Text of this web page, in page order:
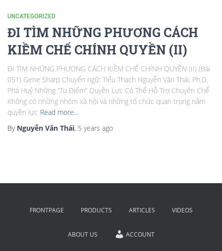
UNCATEGORIZED
ĐI TÌM NHỮNG PHƯƠNG CÁCH
KIỀM CHẾ CHÍNH QUYỀN (II)
ĐI TÌM NHỮNG PHƯƠNG CÁCH KIỀM CHẾ CHÍNH QUYỀN (II) (Bài
051) Gene Sharp Chuyển ngữ: Tiểu Thạch Nguyễn Văn Thái, Ph.D.
Phá Huỷ Những “Tụ Điểm” Quyền Lực Có Thể Hỗ Trợ Chuyên Chế
Không có những nhóm xã hội và những tổ chức quan trọng nắm
quyền lực Read more…
By Nguyễn Văn Thái, 5 years ago
FRONTPAGE PRODUCTS ARTICLES VIDEOS
ABOUT US ACCOUNT